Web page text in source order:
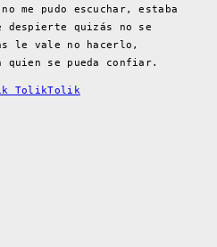
me pudo escuchar, estaba
despierte quizás no se
le vale no hacerlo,
quien se pueda confiar.
TolikTolik